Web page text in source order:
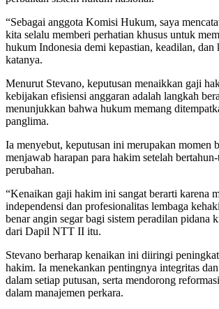
“Sebagai anggota Komisi Hukum, saya
kita selalu memberi perhatian khusus untuk
hukum Indonesia demi kepastian, keadilan, dan
katanya.
Menurut Stevano, keputusan menaikkan gaji
kebijakan efisiensi anggaran adalah langkah
menunjukkan bahwa hukum memang
panglima.
Ia menyebut, keputusan ini merupakan momen
menjawab harapan para hakim setelah
perubahan.
“Kenaikan gaji hakim ini sangat berarti karena
independensi dan profesionalitas lembaga
benar angin segar bagi sistem peradilan pidana
dari Dapil NTT II itu.
Stevano berharap kenaikan ini diiringi
hakim. Ia menekankan pentingnya integritas
dalam setiap putusan, serta mendorong
dalam manajemen perkara.